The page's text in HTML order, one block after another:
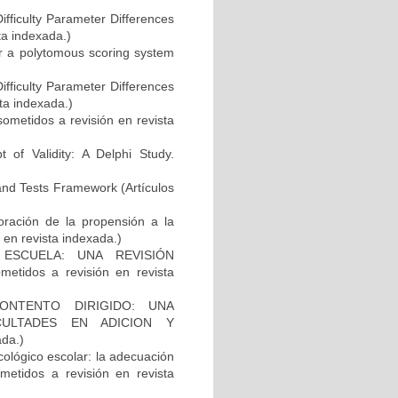
Parameter Differences
indexada.)
a polytomous scoring system
Parameter Differences
indexada.)
a revisión en revista
of Validity: A Delphi Study.
Tests Framework (Artículos
de la propensión a la
revista indexada.)
UNA REVISIÓN
a revisión en revista
DIRIGIDO: UNA
EN ADICION Y
escolar: la adecuación
a revisión en revista